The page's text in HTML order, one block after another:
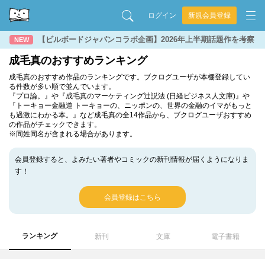
ログイン 新規会員登録
NEW 【ビルボードジャパンコラボ企画】2026年上半期話題作を考察
成毛真のおすすめランキング
成毛真のおすすめ作品のランキングです。ブクログユーザが本棚登録してい
る件数が多い順で並んでいます。
『プロ論。』や『成毛真のマーケティング辻説法 (日経ビジネス人文庫)』や
『トーキョー金融道 トーキョーの、ニッポンの、世界の金融のイマがもっと
も過激にわかる本。』など成毛真の全14作品から、ブクログユーザおすすめ
の作品がチェックできます。
※同姓同名が含まれる場合があります。
会員登録すると、よみたい著者やコミックの新刊情報が届くようになりま
す！
会員登録はこちら
ランキング 新刊 文庫 電子書籍